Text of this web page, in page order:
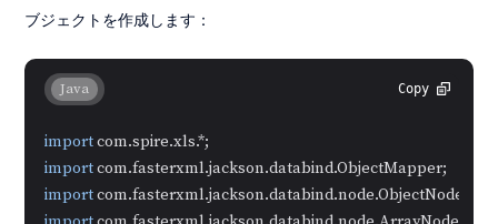
ブジェクトを作成します：
Copy
Java
import
import
import